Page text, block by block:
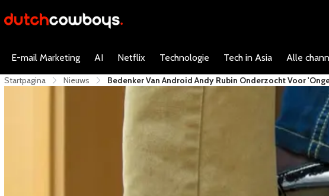
E-mail Marketing AI Netflix Technologie Tech in Asia Alle
Startpagina Nieuws Bedenker Van Android Andy Rubin Onderzocht Voor